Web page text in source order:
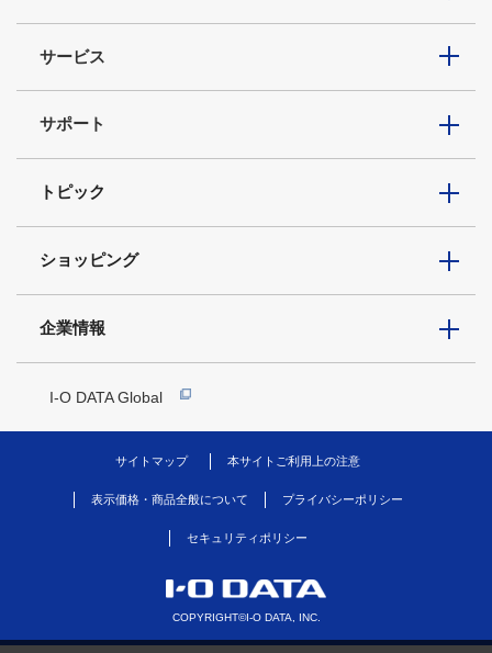
サービス
サポート
トピック
ショッピング
企業情報
I-O DATA Global
サイトマップ 本サイトご利用上の注意
表示価格・商品全般について プライバシーポリシー
セキュリティポリシー
COPYRIGHT©I-O DATA, INC.